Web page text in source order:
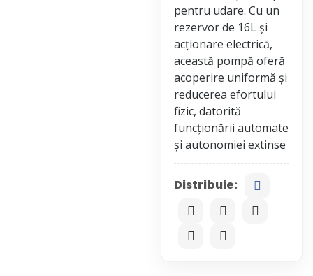
pentru udare. Cu un
rezervor de 16L și
acționare electrică,
această pompă oferă
acoperire uniformă și
reducerea efortului
fizic, datorită
funcționării automate
Distribuie: